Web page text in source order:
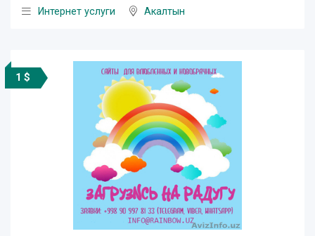
Интернет услуги
Акалтын
1 $